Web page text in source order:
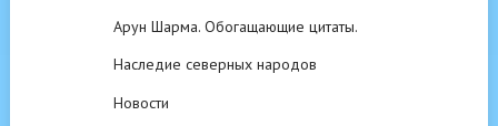
Арун Шарма. Обогащающие цитаты.
Наследие северных народов
Новости